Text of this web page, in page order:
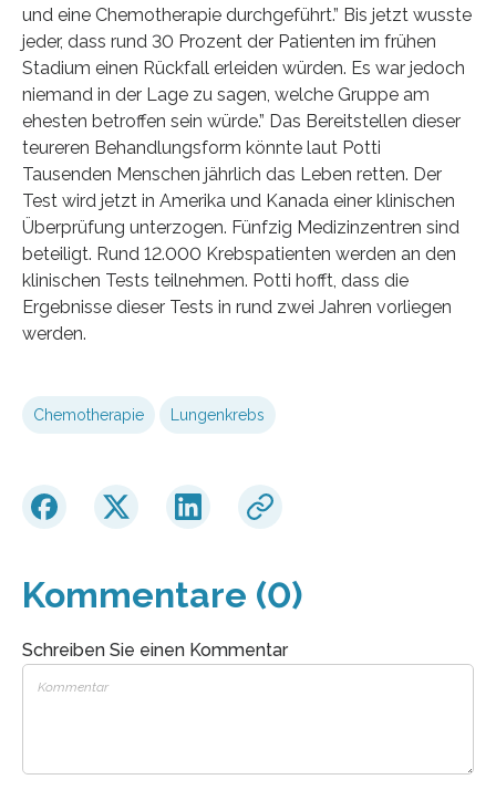
und eine Chemotherapie durchgeführt.” Bis jetzt wusste
jeder, dass rund 30 Prozent der Patienten im frühen
Stadium einen Rückfall erleiden würden. Es war jedoch
niemand in der Lage zu sagen, welche Gruppe am
ehesten betroffen sein würde.” Das Bereitstellen dieser
teureren Behandlungsform könnte laut Potti
Tausenden Menschen jährlich das Leben retten. Der
Test wird jetzt in Amerika und Kanada einer klinischen
Überprüfung unterzogen. Fünfzig Medizinzentren sind
beteiligt. Rund 12.000 Krebspatienten werden an den
klinischen Tests teilnehmen. Potti hofft, dass die
Ergebnisse dieser Tests in rund zwei Jahren vorliegen
werden.
Chemotherapie Lungenkrebs
Kommentare (0)
Schreiben Sie einen Kommentar